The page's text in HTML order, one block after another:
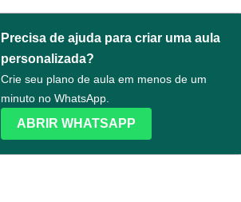
Precisa de ajuda para criar uma aula
personalizada?
Crie seu plano de aula em menos de um
minuto no WhatsApp.
ABRIR WHATSAPP